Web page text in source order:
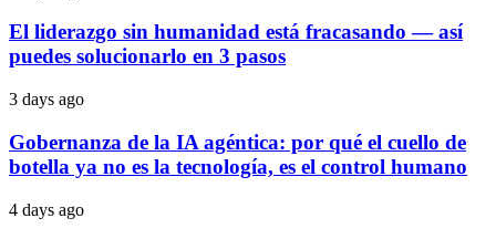
El liderazgo sin humanidad está fracasando — así
puedes solucionarlo en 3 pasos
3 days ago
Gobernanza de la IA agéntica: por qué el cuello de
botella ya no es la tecnología, es el control humano
4 days ago